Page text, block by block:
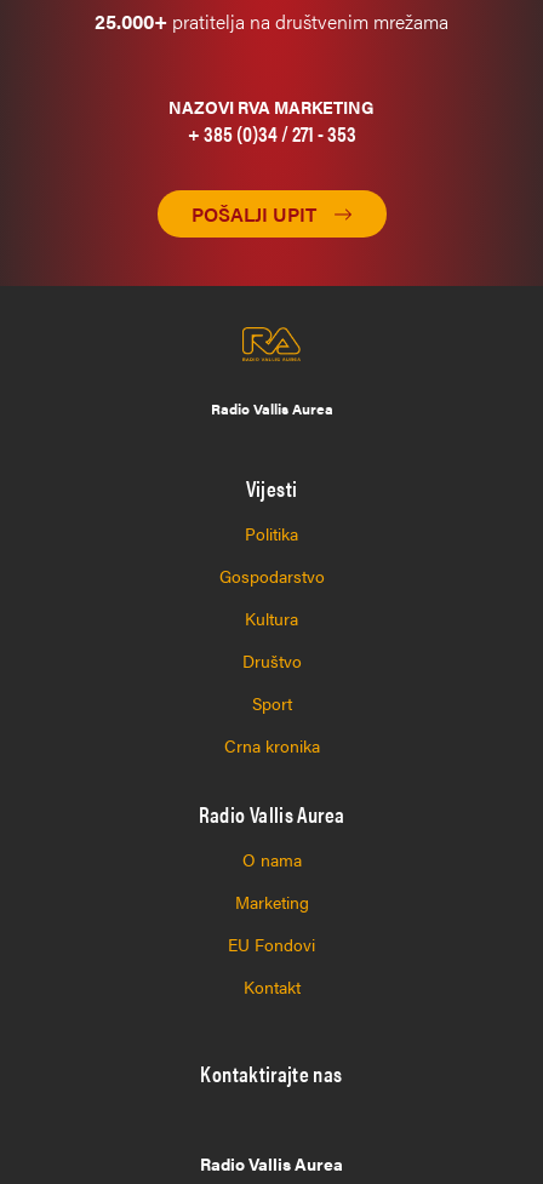
25.000+ pratitelja na društvenim mrežama
NAZOVI RVA MARKETING
+ 385 (0)34 / 271 - 353
POŠALJI UPIT
Radio Vallis Aurea
Vijesti
Politika
Gospodarstvo
Kultura
Društvo
Sport
Crna kronika
Radio Vallis Aurea
O nama
Marketing
EU Fondovi
Kontakt
Kontaktirajte nas
Radio Vallis Aurea